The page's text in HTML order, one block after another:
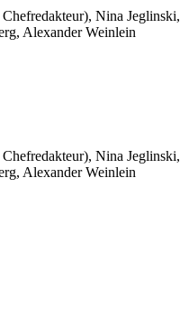
Nina Jeglinski,
Alexander Weinlein
Nina Jeglinski,
Alexander Weinlein